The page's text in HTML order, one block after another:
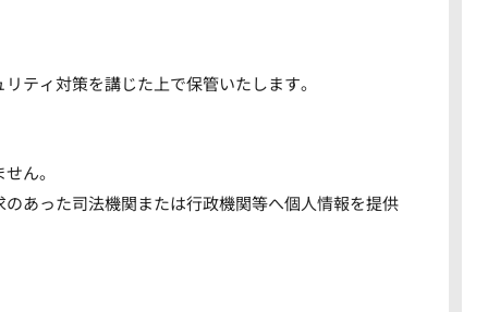
ティ対策を講じた上で保管いたします。
ん。
あった司法機関または行政機関等へ個人情報を提供